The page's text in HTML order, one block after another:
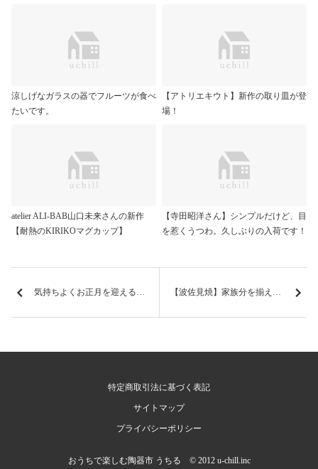
涼しげなガラスの器でフルーツが食べ
たいです。
【アトリエキウト】新作の取り皿が登
場！
atelier ALI-BAB山口未来さんの新作
【耐熱のKIRIKOマグカップ】
【寺田昭洋さん】シンプルだけど、目
を惹くうつわ。久しぶりの入荷です！
気持ちよくお正月を迎える準備 【波佐見焼】家族分を揃えたくなるうつわ。楽しい柄が食卓を彩ります。
特定商取引法に基づく表記
サイトマップ
プライバシーポリシー
おうちで楽しむ陶器市 うちる © 2012 u-chill.inc